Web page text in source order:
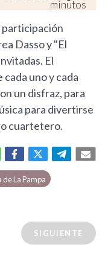
minutos
participación
Dasso y "El
El
uno y cada
un disfraz, para
para divertirse
cuartetero.
de La Pampa
SIGUIENTE